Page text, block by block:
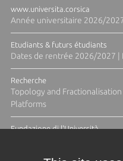
www.universita.corsica
Année universitaire 2026/
Etudiants & futurs étudiants
Dates de rentrée 2026/2027 |
Recherche
Topology and
Platforms
Fundazione di l'Università